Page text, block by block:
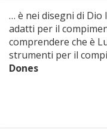
… è nei disegni di
adatti per il
comprendere che è
strumenti per il
Dones